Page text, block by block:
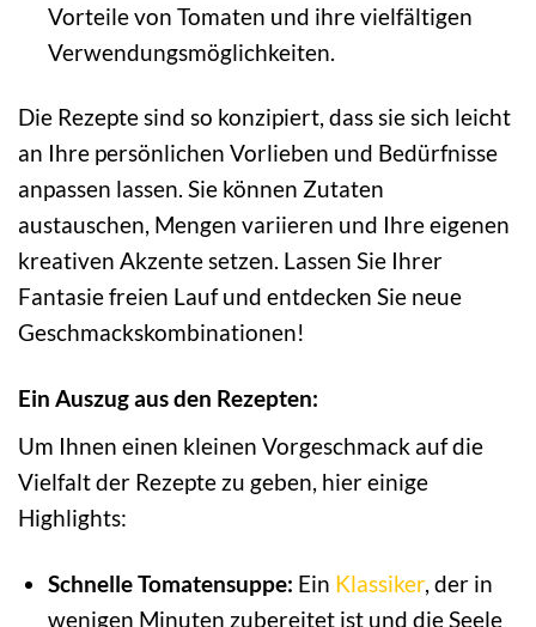
Vorteile von Tomaten und ihre vielfältigen
Verwendungsmöglichkeiten.
Die Rezepte sind so konzipiert, dass sie sich leicht
an Ihre persönlichen Vorlieben und Bedürfnisse
anpassen lassen. Sie können Zutaten
austauschen, Mengen variieren und Ihre eigenen
kreativen Akzente setzen. Lassen Sie Ihrer
Fantasie freien Lauf und entdecken Sie neue
Geschmackskombinationen!
Ein Auszug aus den Rezepten:
Um Ihnen einen kleinen Vorgeschmack auf die
Vielfalt der Rezepte zu geben, hier einige
Highlights:
Schnelle Tomatensuppe: Ein Klassiker, der in
wenigen Minuten zubereitet ist und die Seele